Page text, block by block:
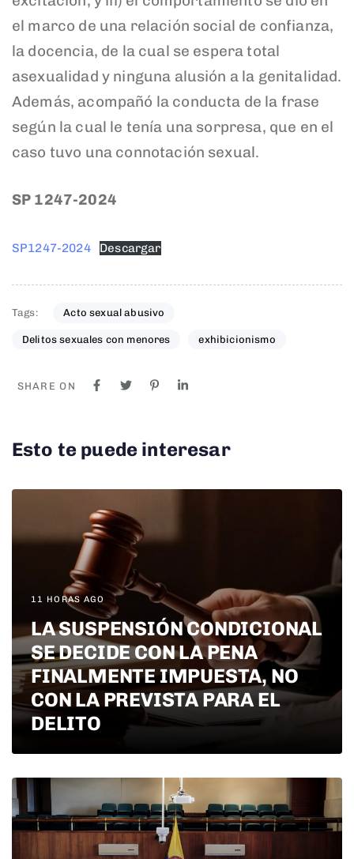
el marco de una relación social de confianza,
la docencia, de la cual se espera total
asexualidad y ninguna alusión a la genitalidad.
Además, acompañó la conducta de la frase
según la cual le tenía una sorpresa, que en el
caso tuvo una connotación sexual.
SP 1247-2024
SP1247-2024 Descargar
Tags: Acto sexual abusivo
Delitos sexuales con menores exhibicionismo
SHARE ON
Esto te puede interesar
11 HORAS AGO
LA SUSPENSIÓN CONDICIONAL
SE DECIDE CON LA PENA
FINALMENTE IMPUESTA, NO
CON LA PREVISTA PARA EL
DELITO